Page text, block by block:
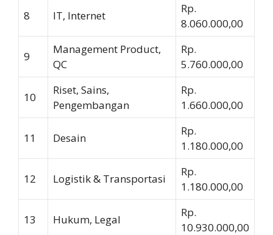
8 IT, Internet
Rp.
8.060.000,00
9
Management Product,
QC
Rp.
5.760.000,00
10
Riset, Sains,
Pengembangan
Rp.
1.660.000,00
11 Desain
Rp.
1.180.000,00
12 Logistik & Transportasi
Rp.
1.180.000,00
13 Hukum, Legal
Rp.
10.930.000,00